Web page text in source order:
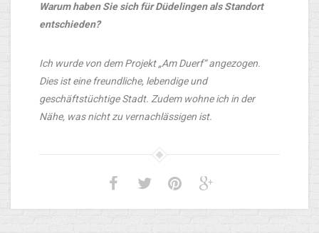
Warum haben Sie sich für Düdelingen als Standort
entschieden?
Ich wurde von dem Projekt „Am Duerf“ angezogen.
Dies ist eine freundliche, lebendige und
geschäftstüchtige Stadt. Zudem wohne ich in der
Nähe, was nicht zu vernachlässigen ist.